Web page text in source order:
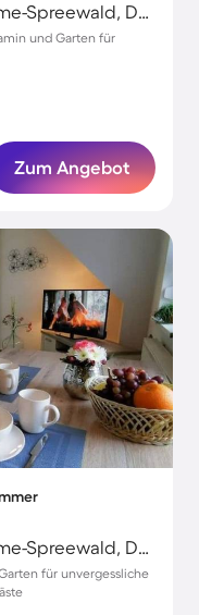
Alt Zauche-Wußwerk, Dahme-Spreewald, Deutschland
und Garten für
Zum Angebot
Alt Zauche-Wußwerk, Dahme-Spreewald, Deutschland
für unvergessliche